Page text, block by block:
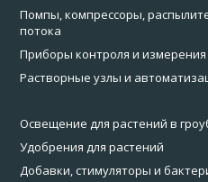
Помпы, компрессоры,
потока
Приборы контроля и измерения
Растворные узлы и
Освещение для растений в
Удобрения для растений
Добавки, стимуляторы и